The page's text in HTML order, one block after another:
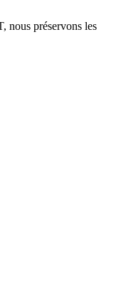
nous préservons les